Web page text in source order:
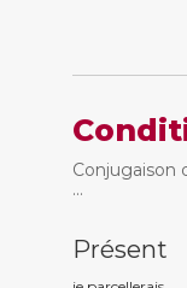
Conjugaison
...
Présent